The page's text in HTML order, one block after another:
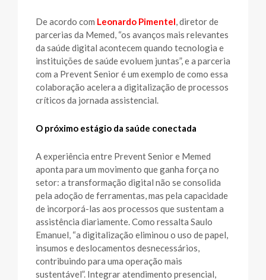
De acordo com Leonardo Pimentel , diretor de
parcerias da Memed, “os avanços mais relevantes
da saúde digital acontecem quando tecnologia e
instituições de saúde evoluem juntas”, e a parceria
com a Prevent Senior é um exemplo de como essa
colaboração acelera a digitalização de processos
críticos da jornada assistencial.
O próximo estágio da saúde conectada
A experiência entre Prevent Senior e Memed
aponta para um movimento que ganha força no
setor: a transformação digital não se consolida
pela adoção de ferramentas, mas pela capacidade
de incorporá-las aos processos que sustentam a
assistência diariamente. Como ressalta Saulo
Emanuel, “a digitalização eliminou o uso de papel,
insumos e deslocamentos desnecessários,
contribuindo para uma operação mais
sustentável”. Integrar atendimento presencial,